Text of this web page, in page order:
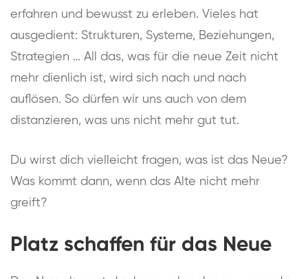
erfahren und bewusst zu erleben. Vieles hat
ausgedient: Strukturen, Systeme, Beziehungen,
Strategien … All das, was für die neue Zeit nicht
mehr dienlich ist, wird sich nach und nach
auflösen. So dürfen wir uns auch von dem
distanzieren, was uns nicht mehr gut tut.
Du wirst dich vielleicht fragen, was ist das Neue?
Was kommt dann, wenn das Alte nicht mehr
greift?
Platz schaffen für das Neue